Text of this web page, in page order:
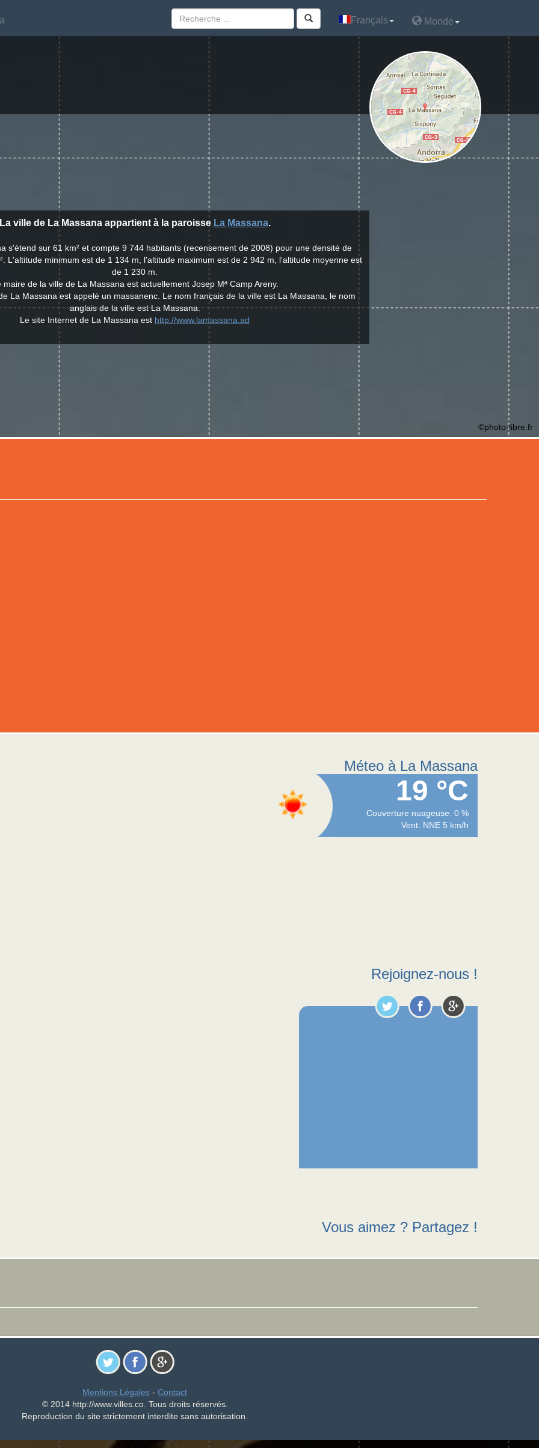
Français Monde
La ville de La Massana appartient à la paroisse La Massana.
s'étend sur 61 km² et compte 9 744 habitants (recensement de 2008) pour une densité de
L'altitude minimum est de 1 134 m, l'altitude maximum est de 2 942 m, l'altitude moyenne est
de 1 230 m.
maire de la ville de La Massana est actuellement Josep Mª Camp Areny.
La Massana est appelé un massanenc. Le nom français de la ville est La Massana, le nom
anglais de la ville est La Massana.
Le site Internet de La Massana est http://www.lamassana.ad
©photo-libre.fr
Méteo à La Massana
19 °C
Couverture nuageuse: 0 %
Vent: NNE 5 km/h
Rejoignez-nous !
Vous aimez ? Partagez !
Mentions Légales - Contact
© 2014 http://www.villes.co. Tous droits réservés.
Reproduction du site strictement interdite sans autorisation.
Français Monde